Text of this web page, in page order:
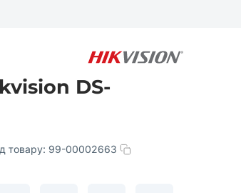
DS-
товару: 99-00002663